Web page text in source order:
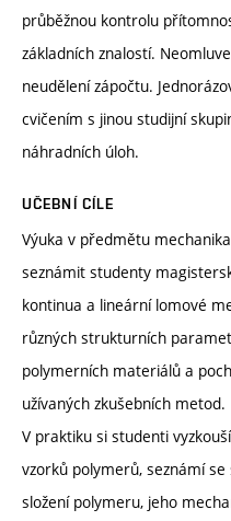
průběžnou kontrolu
základních znalostí.
neudělení zápočtu.
cvičením s jinou studijní
náhradních úloh.
UČEBNÍ CÍLE
Výuka v předmětu
seznámit studenty
kontinua a lineární lomové
různých strukturních
polymerních materiálů a
užívaných zkušebních metod.
V praktiku si studenti
vzorků polymerů, seznámí
složení polymeru, jeho